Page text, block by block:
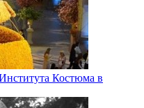
Костюма в